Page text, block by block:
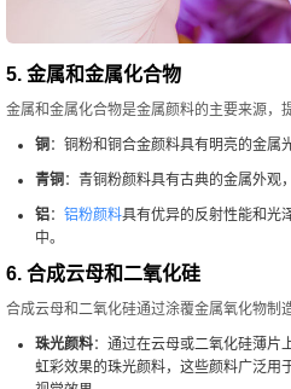
5. 金属和金属化合物
金属和金属化合物是金属颜料的主要来源，
铜 ：铜粉和铜合金颜料具有明亮的金属
青铜 ：青铜粉颜料具有古典的金属外观
铝： 铝粉颜料具有优异的反射性能和光
中。
6. 合成云母和二氧化硅
合成云母和二氧化硅通过涂覆金属氧化物制
珠光颜料：通过在云母或二氧化硅薄片
虹彩效果的珠光颜料，这些颜料广泛用